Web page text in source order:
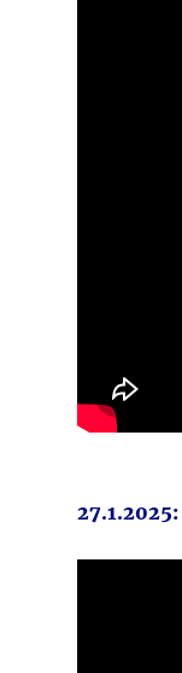
27.1.2025: